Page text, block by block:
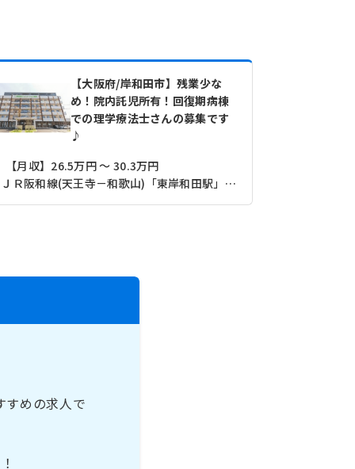
【大阪府/岸和田市】残業少な
め！院内託児所有！回復期病棟
での理学療法士さんの募集です
♪
【月収】26.5万円 ～ 30.3万円
ＪＲ阪和線(天王寺－和歌山)「東岸和田駅」（徒歩10分）
すめの求人で